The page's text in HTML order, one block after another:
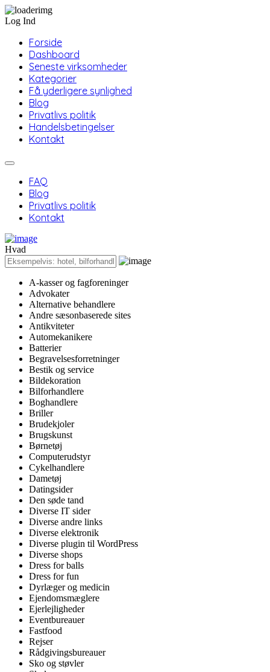
Log Ind
Forside
Dashboard
Seneste virksomheder
Kategorier
Få yderligere synlighed
Blog
Privatlivs politik
Handelsbetingelser
Kontakt
FAQ
Blog
Privatlivs politik
Kontakt
Hvad
A-kasser og fagforeninger
Advokater
Alternative behandlere
Andre sæsonbaserede sites
Antikviteter
Automekanikere
Batterier
Begravelsesforretninger
Bestik og service
Bildekoration
Bilforhandlere
Boghandlere
Briller
Brudekjoler
Brugskunst
Børnetøj
Computerudstyr
Cykelhandlere
Dametøj
Datingsider
Den søde tand
Diverse IT sider
Diverse andre links
Diverse elektronik
Diverse plugin til WordPress
Diverse shops
Dress for balls
Dress for fun
Dyrlæger og medicin
Ejendomsmæglere
Ejerlejligheder
Eventbureauer
Fastfood
Rejser
Rådgivingsbureauer
Sko og støvler